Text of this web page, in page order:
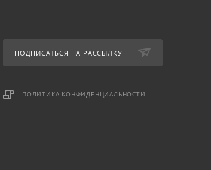
ПОДПИСАТЬСЯ НА РАССЫЛКУ
ПОЛИТИКА КОНФИДЕНЦИАЛЬНОСТИ